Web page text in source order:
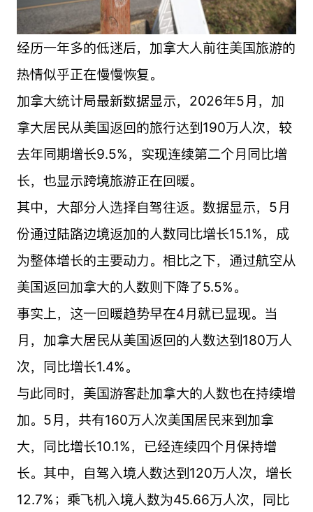
经历一年多的低迷后，加拿大人前往美国旅游的
热情似乎正在慢慢恢复。
加拿大统计局最新数据显示，2026年5月，加
拿大居民从美国返回的旅行达到190万人次，较
去年同期增长9.5%，实现连续第二个月同比增
长，也显示跨境旅游正在回暖。
其中，大部分人选择自驾往返。数据显示，5月
份通过陆路边境返加的人数同比增长15.1%，成
为整体增长的主要动力。相比之下，通过航空从
美国返回加拿大的人数则下降了5.5%。
事实上，这一回暖趋势早在4月就已显现。当
月，加拿大居民从美国返回的人数达到180万人
次，同比增长1.4%。
与此同时，美国游客赴加拿大的人数也在持续增
加。5月，共有160万人次美国居民来到加拿
大，同比增长10.1%，已经连续四个月保持增
长。其中，自驾入境人数达到120万人次，增长
12.7%；乘飞机入境人数为45.66万人次，同比